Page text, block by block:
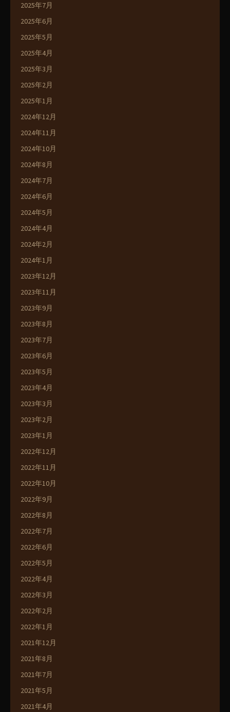
2025年7月
2025年6月
2025年5月
2025年4月
2025年3月
2025年2月
2025年1月
2024年12月
2024年11月
2024年10月
2024年8月
2024年7月
2024年6月
2024年5月
2024年4月
2024年2月
2024年1月
2023年12月
2023年11月
2023年9月
2023年8月
2023年7月
2023年6月
2023年5月
2023年4月
2023年3月
2023年2月
2023年1月
2022年12月
2022年11月
2022年10月
2022年9月
2022年8月
2022年7月
2022年6月
2022年5月
2022年4月
2022年3月
2022年2月
2022年1月
2021年12月
2021年8月
2021年7月
2021年5月
2021年4月